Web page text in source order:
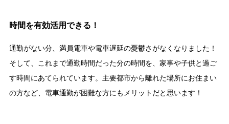
時間を有効活用できる！
通勤がない分、満員電車や電車遅延の憂鬱さがなくなりました！
そして、これまで通勤時間だった分の時間を、家事や子供と過ご
す時間にあてられています。主要都市から離れた場所にお住まい
の方など、電車通勤が困難な方にもメリットだと思います！